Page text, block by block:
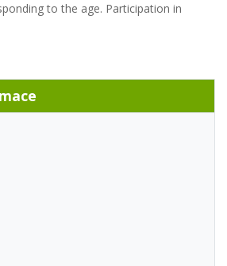
to the age. Participation in